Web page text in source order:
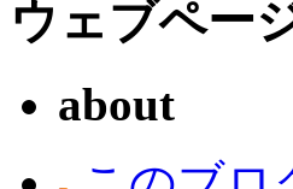
ウェブペー
about